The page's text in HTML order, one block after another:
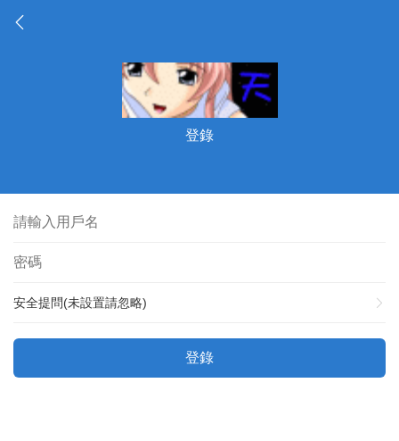
登錄
安全提問(未設置請忽略)
登錄